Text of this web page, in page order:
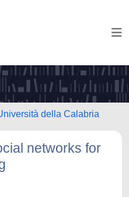
della Calabria
networks for